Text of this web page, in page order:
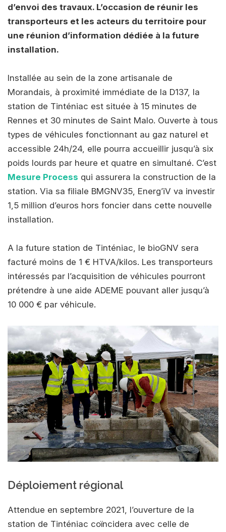
d’envoi des travaux. L’occasion de réunir les
transporteurs et les acteurs du territoire pour
une réunion d’information dédiée à la future
installation.
Installée au sein de la zone artisanale de
Morandais, à proximité immédiate de la D137, la
station de Tinténiac est située à 15 minutes de
Rennes et 30 minutes de Saint Malo. Ouverte à tous
types de véhicules fonctionnant au gaz naturel et
accessible 24h/24, elle pourra accueillir jusqu’à six
poids lourds par heure et quatre en simultané. C’est
Mesure Process qui assurera la construction de la
station. Via sa filiale BMGNV35, Energ’iV va investir
1,5 million d’euros hors foncier dans cette nouvelle
installation.
A la future station de Tinténiac, le bioGNV sera
facturé moins de 1 € HTVA/kilos. Les transporteurs
intéressés par l’acquisition de véhicules pourront
prétendre à une aide ADEME pouvant aller jusqu’à
10 000 € par véhicule.
Déploiement régional
Attendue en septembre 2021, l’ouverture de la
station de Tinténiac coïncidera avec celle de